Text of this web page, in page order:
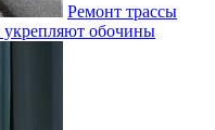
Ремонт трассы
обочины